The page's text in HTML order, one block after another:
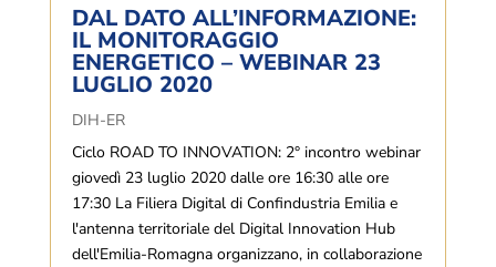
DAL DATO ALL’INFORMAZIONE:
IL MONITORAGGIO
ENERGETICO – WEBINAR 23
LUGLIO 2020
DIH-ER
Ciclo ROAD TO INNOVATION: 2° incontro webinar
giovedì 23 luglio 2020 dalle ore 16:30 alle ore
17:30 La Filiera Digital di Confindustria Emilia e
l'antenna territoriale del Digital Innovation Hub
dell'Emilia-Romagna organizzano, in collaborazione